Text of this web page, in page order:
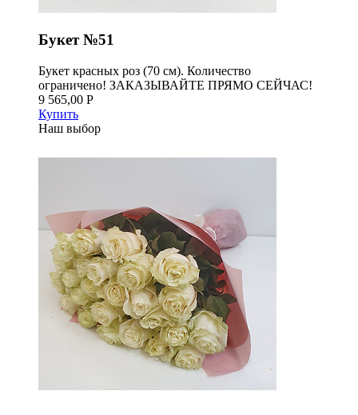
Букет №51
Букет красных роз (70 см). Количество
ограничено! ЗАКАЗЫВАЙТЕ ПРЯМО СЕЙЧАС!
9 565,00 Р
Купить
Наш выбор